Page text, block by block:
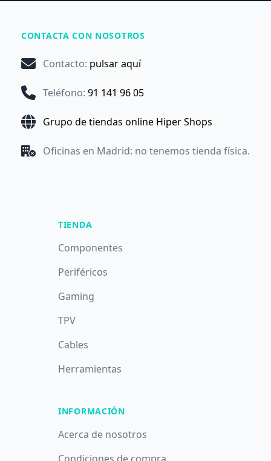
CONTACTA CON NOSOTROS
Contacto: pulsar aquí
Teléfono: 91 141 96 05
Grupo de tiendas online Hiper Shops
Oficinas en Madrid: no tenemos tienda física.
TIENDA
Componentes
Periféricos
Gaming
TPV
Cables
Herramientas
INFORMACIÓN
Acerca de nosotros